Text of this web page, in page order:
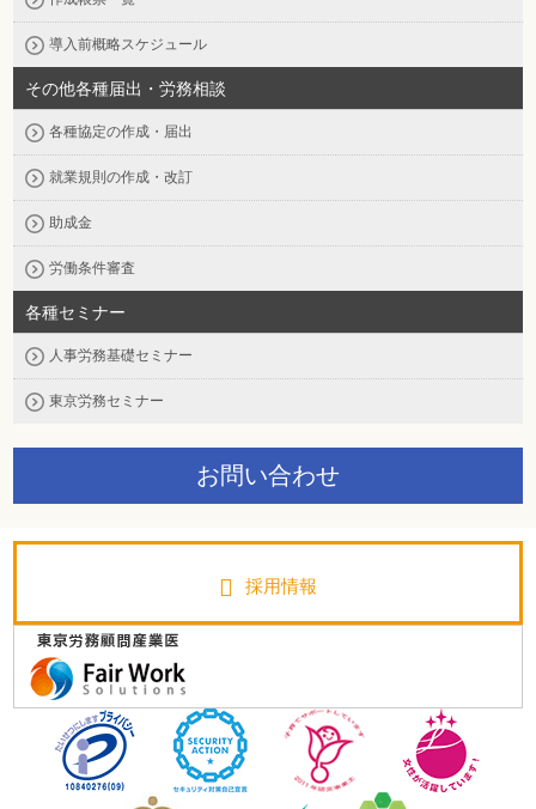
導入前概略スケジュール
その他各種届出・労務相談
各種協定の作成・届出
就業規則の作成・改訂
助成金
労働条件審査
各種セミナー
人事労務基礎セミナー
東京労務セミナー
お問い合わせ
採用情報